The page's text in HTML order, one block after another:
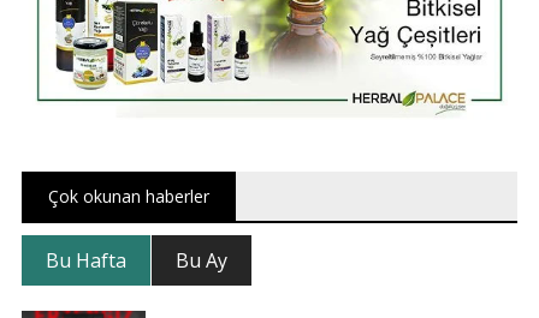
Çok okunan haberler
Bu Hafta Bu Ay